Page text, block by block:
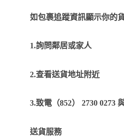
如包裹追蹤資訊顯示你的
1.詢問鄰居或家人
2.查看送貨地址附近
3.致電（852） 2730 0273
送貨服務